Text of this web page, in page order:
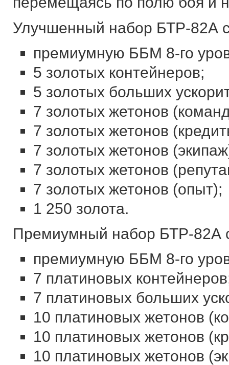
Улучшенный набор БТР-82А
премиумную ББМ 8-го
5 золотых контейнеров;
5 золотых больших
7 золотых жетонов
7 золотых жетонов
7 золотых жетонов
7 золотых жетонов
7 золотых жетонов (опыт);
1 250 золота.
Премиумный набор БТР-82А
премиумную ББМ 8-го
7 платиновых
7 платиновых больших
10 платиновых жетонов
10 платиновых жетонов
10 платиновых жетонов